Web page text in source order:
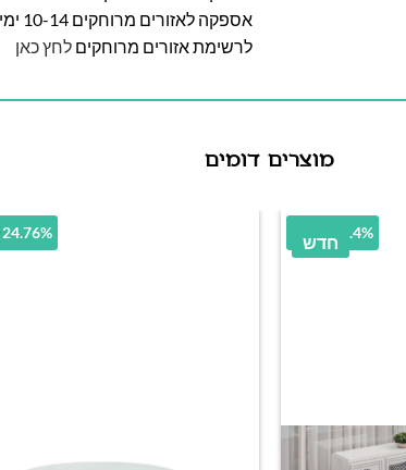
אספקה לאזורים מרוחקים 10-14 ימי עסקים
לרשימת אזורים מרוחקים לחץ כאן
מוצרים דומים
חדש40.4% הנחה 24.76% הנחה